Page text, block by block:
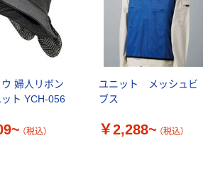
婦人リボン
ット YCH-056
（税込）
ユニット メッシュビ
ブス
￥2,288~ （税込）